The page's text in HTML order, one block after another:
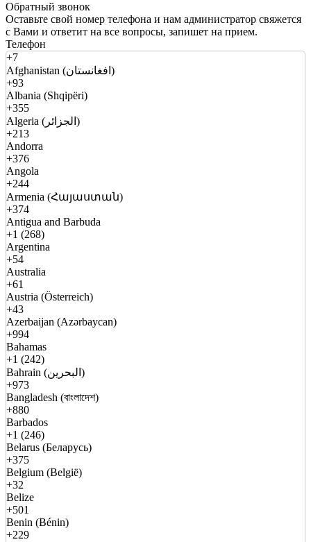
Обратный звонок
Оставьте свой номер телефона и нам администратор свяжется
с Вами и ответит на все вопросы, запишет на прием.
Телефон
+7
Afghanistan (افغانستان)
+93
Albania (Shqipëri)
+355
Algeria (الجزائر)
+213
Andorra
+376
Angola
+244
Armenia (Հայաստան)
+374
Antigua and Barbuda
+1 (268)
Argentina
+54
Australia
+61
Austria (Österreich)
+43
Azerbaijan (Azərbaycan)
+994
Bahamas
+1 (242)
Bahrain (البحرين)
+973
Bangladesh (বাংলাদেশ)
+880
Barbados
+1 (246)
Belarus (Беларусь)
+375
Belgium (België)
+32
Belize
+501
Benin (Bénin)
+229